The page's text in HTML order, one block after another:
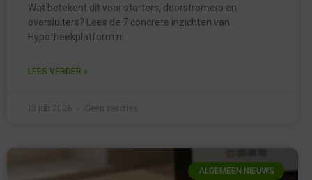
Wat betekent dit voor starters, doorstromers en
oversluiters? Lees de 7 concrete inzichten van
Hypotheekplatform.nl.
LEES VERDER »
13 juli 2026 Geen reacties
ALGEMEEN NIEUWS